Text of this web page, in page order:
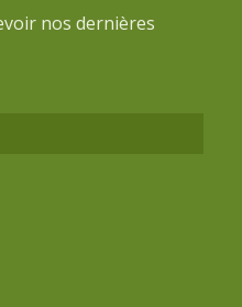
nos dernières